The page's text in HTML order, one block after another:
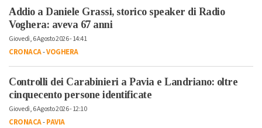
Addio a Daniele Grassi, storico speaker di Radio
Voghera: aveva 67 anni
Giovedì, 6 Agosto 2026 - 14:41
CRONACA-VOGHERA
Controlli dei Carabinieri a Pavia e Landriano: oltre
cinquecento persone identificate
Giovedì, 6 Agosto 2026 - 12:10
CRONACA-PAVIA